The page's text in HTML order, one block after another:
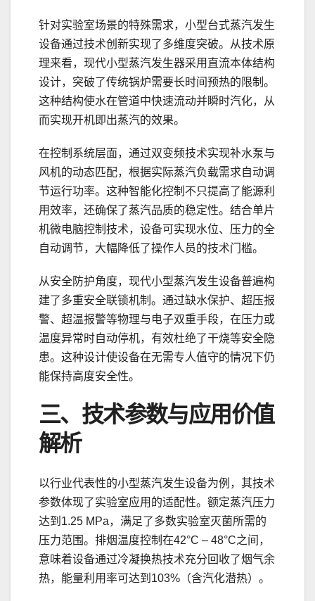
针对实验室场景的特殊需求，小型台式蒸汽发生
设备通过技术创新实现了多维度突破。从技术原
理来看，现代小型蒸汽发生器采用直流本体结构
设计，突破了传统锅炉需要长时间预热的限制。
这种结构使水在管道中快速流动并瞬时汽化，从
而实现开机即出蒸汽的效果。
在控制系统层面，通过双变频技术实现补水泵与
风机的动态匹配，根据实际蒸汽负载需求自动调
节运行功率。这种智能化控制不只提高了能源利
用效率，还确保了蒸汽品质的稳定性。结合单片
机微电脑控制技术，设备可实现水位、压力的全
自动调节，大幅降低了操作人员的技术门槛。
从安全防护角度，现代小型蒸汽发生设备普遍构
建了多重安全联锁机制。通过缺水保护、超压报
警、超温报警等物理与电子双重手段，在压力或
温度异常时自动停机，有效杜绝了干烧等安全隐
患。这种设计使设备在无需专人值守的情况下仍
能保持高度安全性。
三、技术参数与应用价值
解析
以行业代表性的小型蒸汽发生设备为例，其技术
参数体现了实验室应用的适配性。额定蒸汽压力
达到1.25 MPa，满足了多数实验室灭菌所需的
压力范围。排烟温度控制在42°C – 48°C之间，
意味着设备通过冷凝换热技术充分回收了烟气余
热，能量利用率可达到103%（含汽化潜热）。